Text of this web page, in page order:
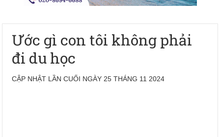
Ước gì con tôi không phải
đi du học
CẬP NHẬT LẦN CUỐI NGÀY 25 THÁNG 11 2024